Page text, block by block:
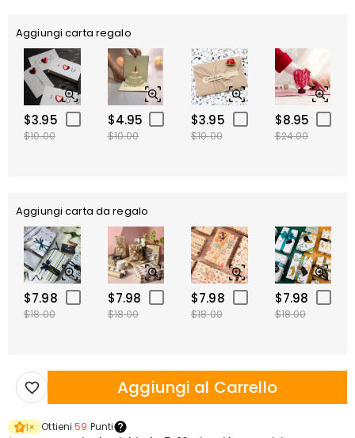
Aggiungi carta regalo
$3.95
$10.00
$4.95
$10.00
$3.95
$10.00
$8.95
$24.00
Aggiungi carta da regalo
$7.98
$18.00
$7.98
$18.00
$7.98
$18.00
$7.98
$18.00
Aggiungi al Carrello
1× Ottieni59 Punti